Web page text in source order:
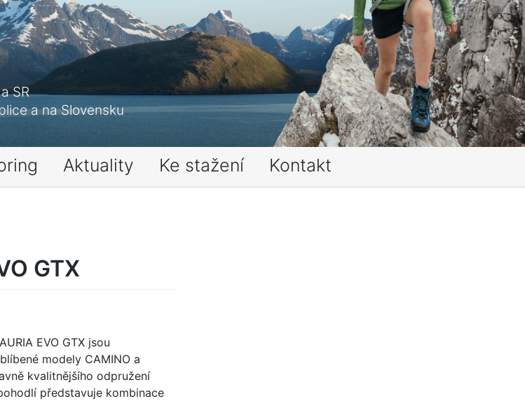
SR
a na Slovensku
Aktuality Ke stažení Kontakt
GTX
EVO GTX jsou
modely CAMINO a
kvalitnějšího odpružení
představuje kombinace